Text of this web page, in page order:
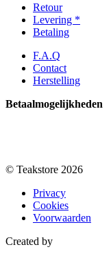
Retour
Levering *
Betaling
F.A.Q
Contact
Herstelling
Betaalmogelijkheden
© Teakstore 2026
Privacy
Cookies
Voorwaarden
Created by